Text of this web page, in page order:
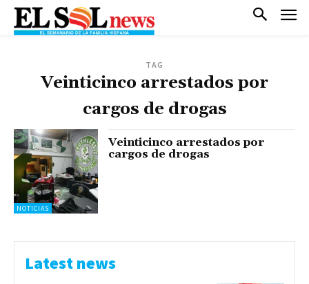
TAG
Veinticinco arrestados por
cargos de drogas
NOTICIAS
Veinticinco arrestados por
cargos de drogas
Latest news